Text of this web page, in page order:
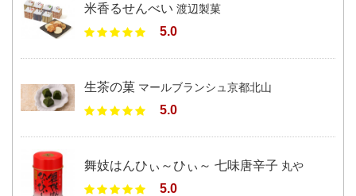
米香るせんべい 渡辺製菓
5.0
生茶の菓 マールブランシュ京都北山
5.0
舞妓はんひぃ～ひぃ～ 七味唐辛子 丸や
5.0